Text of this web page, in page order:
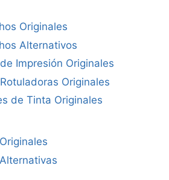
Originales
Alternativos
Impresión Originales
Originales
de Tinta Originales